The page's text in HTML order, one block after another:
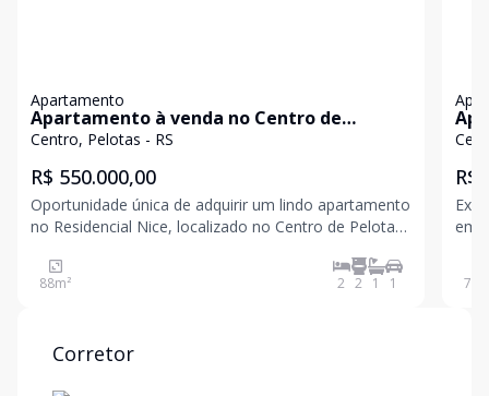
Apartamento
Apartamento à venda no Centro de
Pelotas
Centro, Pelotas - RS
R$ 550.000,00
Oportunidade única de adquirir um lindo apartamento
no Residencial Nice, localizado no Centro de Pelotas.
dormitórios, sendo uma suíte, 2 banheiros sociais e 1
vaga de garagem. Aproveite o conforto e a pra
88m² 2 2 1 1
R$
73
Corretor